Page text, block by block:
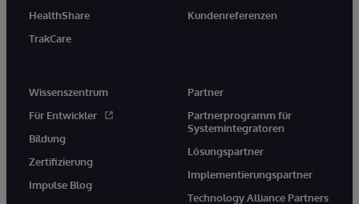
HealthShare
TrakCare
Kundenreferenzen
Wissenszentrum
Für Entwickler
Bildung
Zertifizierung
Impulse Blog
Partner
Partnerprogramm für
Systemintegratoren
Lösungspartner
Implementierungspartner
Technology Alliance Partners